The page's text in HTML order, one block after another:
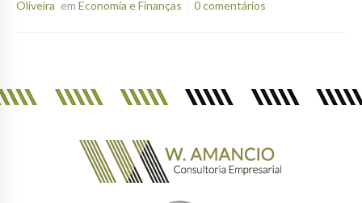
Oliveira em Economia e Finanças 0 comentários